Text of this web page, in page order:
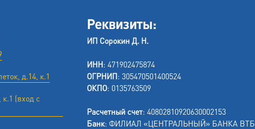
д.14, к.1
(вход с
Реквизиты:
ИП Сорокин Д. Н.
ИНН: 471902475874
ОГРНИП: 305470501400524
ОКПО: 0135763509
Расчетный счет: 40802810920630002153
Банк: ФИЛИАЛ «ЦЕНТРАЛЬНЫЙ» БАНКА ВТБ